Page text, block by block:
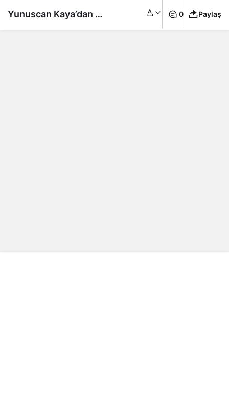
Yunuscan Kaya’dan bir 0 Paylaş